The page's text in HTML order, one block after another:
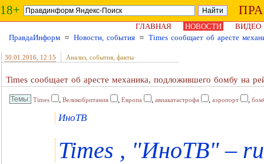
18+
ГЛАВНАЯ НОВОСТИ
ВИДЕО
ПравдаИнформ ≈ Новости, события ≈ Times сообщает об аресте
30.01.2016 , 12:15 Анализ, события, факты
Times сообщает об аресте механика, подложившего бомбу на
Times , Великобритания , Европа , авиакатастрофа , аэропорт ,
ИноТВ
Times , "ИноТВ" –